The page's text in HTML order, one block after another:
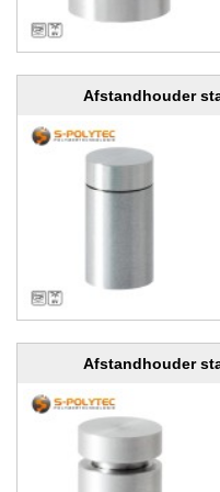
Afstandhouder
Afstandhouder